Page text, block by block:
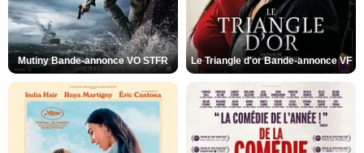
Mutiny Bande-annonce VO STFR Le Triangle d'or Bande-annonce VF